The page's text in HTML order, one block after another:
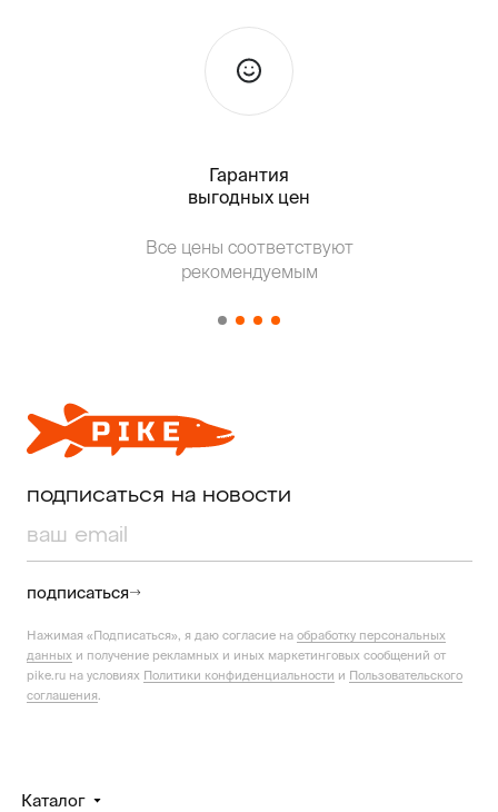
Гарантия
выгодных цен
Все цены соответствуют
рекомендуемым
подписаться на новости
подписаться
Нажимая «Подписаться», я даю согласие на обработку персональных
данных и получение рекламных и иных маркетинговых сообщений от
pike.ru на условиях Политики конфиденциальности и Пользовательского
соглашения
Каталог